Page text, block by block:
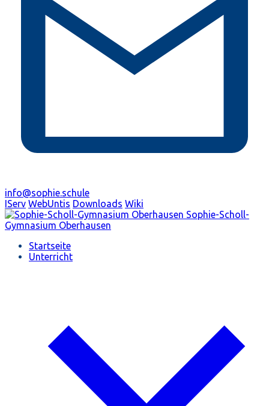
info@sophie.schule
IServ WebUntis Downloads Wiki
Sophie-Scholl-
Gymnasium Oberhausen
Startseite
Unterricht